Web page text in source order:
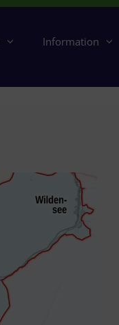
Information